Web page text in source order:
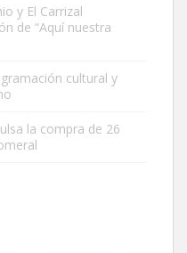
Pastor alemán,
...
y El Carrizal
de “Aquí nuestra
cultural y
la compra de 26